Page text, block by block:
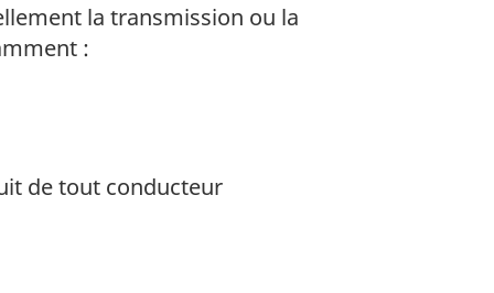
la transmission ou la
:
de tout conducteur